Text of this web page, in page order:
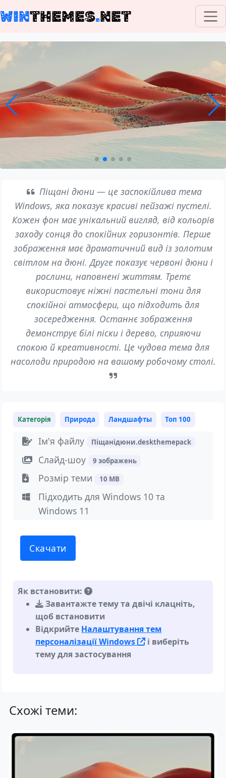
WINTHEMES.NET
Піщані дюни — це заспокійлива тема
Windows, яка показує красиві пейзажі пустелі.
Кожен фон має унікальний вигляд, від кольорів
заходу сонця до спокійних горизонтів. Перше
зображення має драматичний вид із золотим
світлом на дюні. Друге показує червоні дюни і
рослини, наповнені життям. Третє
використовує ніжні пастельні тони для
спокійної атмосфери, що підходить для
зосередження. Останнє зображення
демонструє білі піски і дерево, сприяючи
спокою й креативності. Це чудова тема для
насолоди природою на вашому робочому столі.
Категорія Природа Ландшафты Топ 100
Ім'я файлу Піщанідюни.deskthemepack
Слайд-шоу 9 зображень
Розмір теми 10 MB
Підходить для Windows 10 та
Windows 11
Скачати
Як встановити:
Завантажте тему та двічі клацніть,
щоб встановити
Відкрийте Налаштування тем
персоналізації Windows
і виберіть
тему для застосування
Схожі теми: